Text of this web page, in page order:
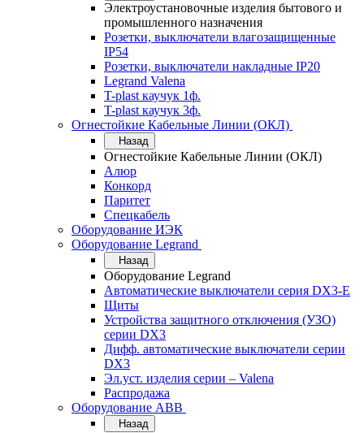
Электроустановочные изделия бытового и
промышленного назначения
Розетки, выключатели влагозащищенные
IP54
Розетки, выключатели накладные IP20
Legrand Valena
T-plast каучук 1ф.
T-plast каучук 3ф.
Огнестойкие Кабельные Линии (ОКЛ)
Назад
Огнестойкие Кабельные Линии (ОКЛ)
Алюр
Конкорд
Паритет
Спецкабель
Оборудование ИЭК
Оборудование Legrand
Назад
Оборудование Legrand
Автоматические выключатели серия DX3-E
Щиты
Устройства защитного отключения (УЗО)
серии DX3
Дифф. автоматические выключатели серии
DX3
Эл.уст. изделия серии – Valena
Распродажа
Оборудование АВВ
Назад